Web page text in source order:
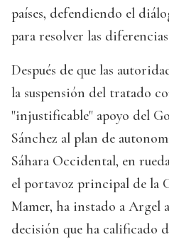
países, defendiendo el
para resolver las
Después de que las
la suspensión del tratado
"injustificable" apoyo del
Sánchez al plan de
Sáhara Occidental, en
el portavoz principal de la
Mamer, ha instado a Argel
decisión que ha calificado